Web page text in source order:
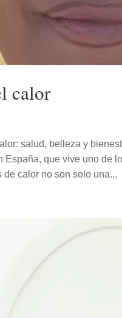
calor
salud, belleza y
España, que vive uno de
de calor no son solo una...